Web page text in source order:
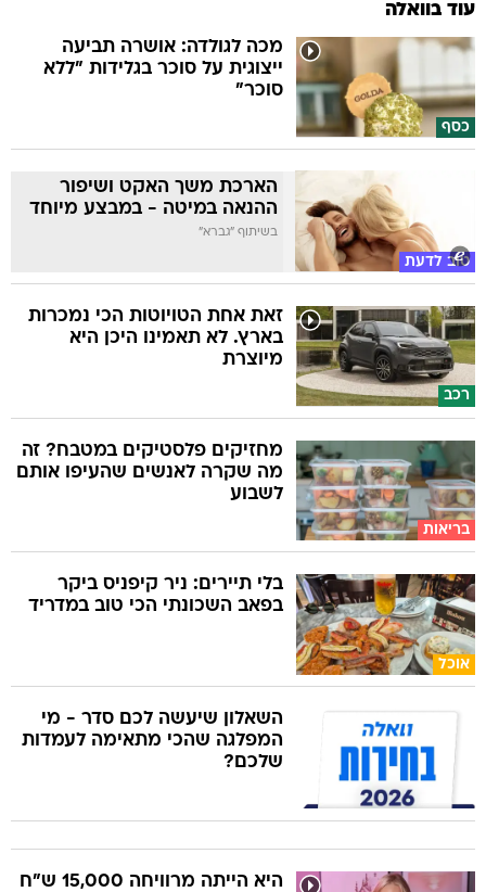
עוד בוואלה
כסף
מכה לגולדה: אושרה תביעה
ייצוגית על סוכר בגלידות "ללא
סוכר"
טוב לדעת
הארכת משך האקט ושיפור
ההנאה במיטה - במבצע מיוחד
בשיתוף "גברא"
רכב
זאת אחת הטויוטות הכי נמכרות
בארץ. לא תאמינו היכן היא
מיוצרת
בריאות
מחזיקים פלסטיקים במטבח? זה
מה שקרה לאנשים שהעיפו אותם
לשבוע
אוכל
בלי תיירים: ניר קיפניס ביקר
בפאב השכונתי הכי טוב במדריד
השאלון שיעשה לכם סדר - מי
המפלגה שהכי מתאימה לעמדות
שלכם?
היא הייתה מרוויחה 15,000 ש"ח